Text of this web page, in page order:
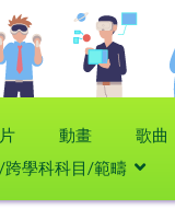
動畫
歌曲
學科科目/範疇